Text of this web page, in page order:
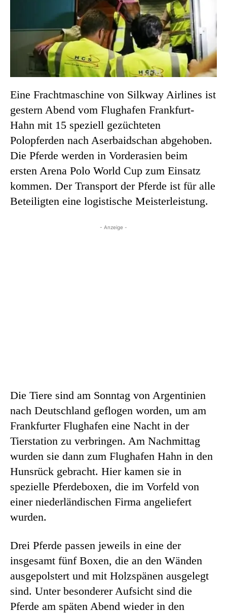
Eine Frachtmaschine von Silkway Airlines ist
gestern Abend vom Flughafen Frankfurt-
Hahn mit 15 speziell gezüchteten
Polopferden nach Aserbaidschan abgehoben.
Die Pferde werden in Vorderasien beim
ersten Arena Polo World Cup zum Einsatz
kommen. Der Transport der Pferde ist für alle
Beteiligten eine logistische Meisterleistung.
- Anzeige -
Die Tiere sind am Sonntag von Argentinien
nach Deutschland geflogen worden, um am
Frankfurter Flughafen eine Nacht in der
Tierstation zu verbringen. Am Nachmittag
wurden sie dann zum Flughafen Hahn in den
Hunsrück gebracht. Hier kamen sie in
spezielle Pferdeboxen, die im Vorfeld von
einer niederländischen Firma angeliefert
wurden.
Drei Pferde passen jeweils in eine der
insgesamt fünf Boxen, die an den Wänden
ausgepolstert und mit Holzspänen ausgelegt
sind. Unter besonderer Aufsicht sind die
Pferde am späten Abend wieder in den